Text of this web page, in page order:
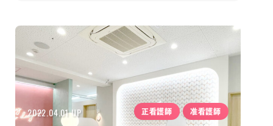
2022.04.01 UP 正看護師 准看護師